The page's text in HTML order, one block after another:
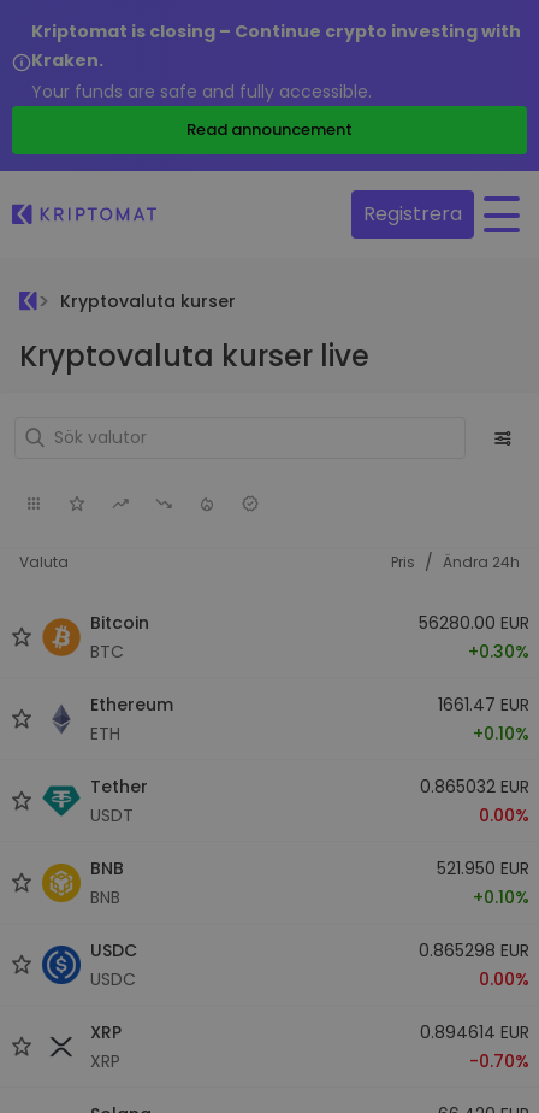
Kriptomat is closing – Continue crypto investing with
Kraken.
Your funds are safe and fully accessible.
Read announcement
Registrera
Kryptovaluta kurser
Kryptovaluta kurser live
Valuta Pris / Ändra 24h
Bitcoin
BTC
56280.00 EUR
+0.30%
Ethereum
ETH
1661.47 EUR
+0.10%
Tether
USDT
0.865032 EUR
0.00%
BNB
BNB
521.950 EUR
+0.10%
USDC
USDC
0.865298 EUR
0.00%
XRP
XRP
0.894614 EUR
-0.70%